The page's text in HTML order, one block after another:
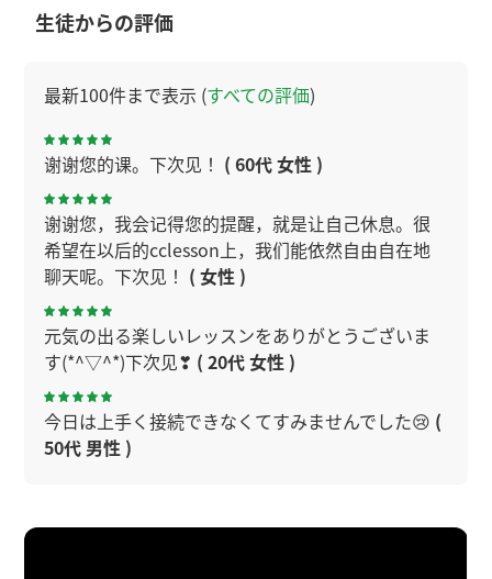
生徒からの評価
最新100件まで表示 (すべての評価)
谢谢您的课。下次见！ ( 60代 女性 )
谢谢您，我会记得您的提醒，就是让自己休息。很
希望在以后的cclesson上，我们能依然自由自在地
聊天呢。下次见！ ( 女性 )
元気の出る楽しいレッスンをありがとうございま
す(*^▽^*)下次见❣ ( 20代 女性 )
今日は上手く接続できなくてすみませんでした😢 (
50代 男性 )